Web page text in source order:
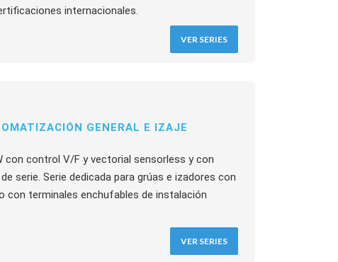
internacionales.
VER SERIES
GENERAL E IZAJE
con control V/F y vectorial sensorless y con
serie. Serie dedicada para grúas e izadores con
con terminales enchufables de instalación
VER SERIES